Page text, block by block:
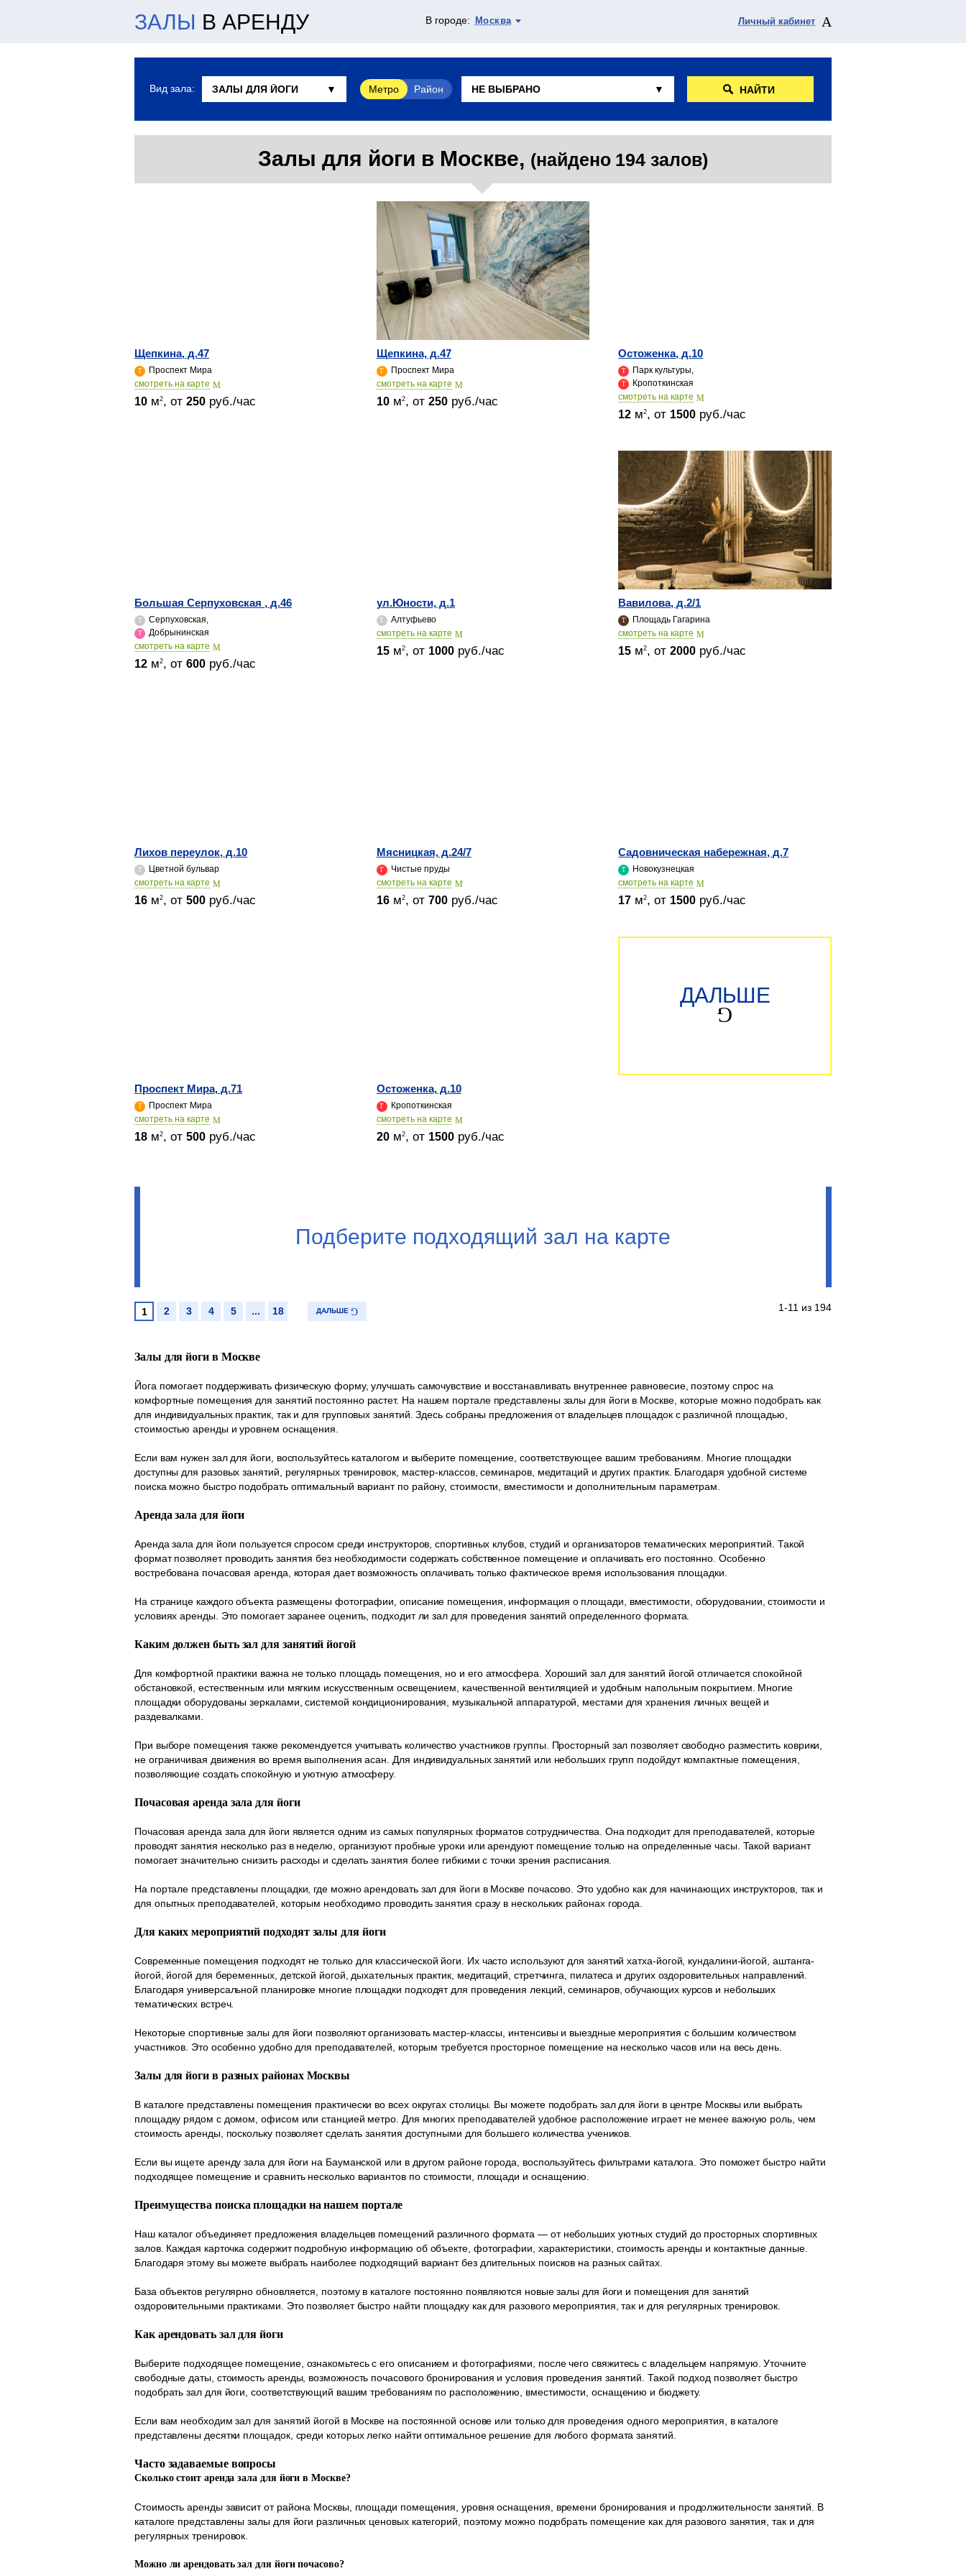
ЗАЛЫ В АРЕНДУ В городе: Москва Личный кабинет
Вид зала: Метро Район НАЙТИ
Залы для йоги в Москве, (найдено 194 залов)
Щепкина, д.47
Проспект Мира
cмотреть на карте
10 м2, от 250 руб./час
Щепкина, д.47
Проспект Мира
cмотреть на карте
10м2, от 250руб./час
Остоженка, д.10
Парк культуры,
Кропоткинская
cмотреть на карте
12 м2, от 1500 руб./час
Большая Серпуховская , д.46
Серпуховская,
Добрынинская
cмотреть на карте
12 м2, от 600 руб./час
ул.Юности, д.1
Алтуфьево
cмотреть на карте
15м2, от 1000руб./час
Вавилова, д.2/1
Площадь Гагарина
cмотреть на карте
15 м2, от2000 руб./час
Лихов переулок, д.10
Цветной бульвар
cмотреть на карте
16 м2, от 500 руб./час
Мясницкая, д.24/7
Чистые пруды
cмотреть на карте
16м2, от 700руб./час
Садовническая набережная, д.7
Новокузнецкая
cмотреть на карте
17 м2, от 1500 руб./час
Проспект Мира, д.71
Проспект Мира
cмотреть на карте
18 м2, от 500 руб./час
Остоженка, д.10
Кропоткинская
cмотреть на карте
20м2, от 1500руб./час
ДАЛЬШЕ
Подберите подходящий зал на карте
1 2 3 4 5 ... 18 ДАЛЬШЕ 1-11 из 194
Залы для йоги в Москве
Йога помогает поддерживать физическую форму, улучшать самочувствие и восстанавливать внутреннее равновесие, поэтому спрос на
комфортные помещения для занятий постоянно растет. На нашем портале представлены залы для йоги в Москве, которые можно подобрать как
для индивидуальных практик, так и для групповых занятий. Здесь собраны предложения от владельцев площадок с различной площадью,
стоимостью аренды и уровнем оснащения.
Если вам нужен зал для йоги, воспользуйтесь каталогом и выберите помещение, соответствующее вашим требованиям. Многие площадки
доступны для разовых занятий, регулярных тренировок, мастер-классов, семинаров, медитаций и других практик. Благодаря удобной системе
поиска можно быстро подобрать оптимальный вариант по району, стоимости, вместимости и дополнительным параметрам.
Аренда зала для йоги
Аренда зала для йоги пользуется спросом среди инструкторов, спортивных клубов, студий и организаторов тематических мероприятий. Такой
формат позволяет проводить занятия без необходимости содержать собственное помещение и оплачивать его постоянно. Особенно
востребована почасовая аренда, которая дает возможность оплачивать только фактическое время использования площадки.
На странице каждого объекта размещены фотографии, описание помещения, информация о площади, вместимости, оборудовании, стоимости и
условиях аренды. Это помогает заранее оценить, подходит ли зал для проведения занятий определенного формата.
Каким должен быть зал для занятий йогой
Для комфортной практики важна не только площадь помещения, но и его атмосфера. Хороший зал для занятий йогой отличается спокойной
обстановкой, естественным или мягким искусственным освещением, качественной вентиляцией и удобным напольным покрытием. Многие
площадки оборудованы зеркалами, системой кондиционирования, музыкальной аппаратурой, местами для хранения личных вещей и
раздевалками.
При выборе помещения также рекомендуется учитывать количество участников группы. Просторный зал позволяет свободно разместить коврики,
не ограничивая движения во время выполнения асан. Для индивидуальных занятий или небольших групп подойдут компактные помещения,
позволяющие создать спокойную и уютную атмосферу.
Почасовая аренда зала для йоги
Почасовая аренда зала для йоги является одним из самых популярных форматов сотрудничества. Она подходит для преподавателей, которые
проводят занятия несколько раз в неделю, организуют пробные уроки или арендуют помещение только на определенные часы. Такой вариант
помогает значительно снизить расходы и сделать занятия более гибкими с точки зрения расписания.
На портале представлены площадки, где можно арендовать зал для йоги в Москве почасово. Это удобно как для начинающих инструкторов, так и
для опытных преподавателей, которым необходимо проводить занятия сразу в нескольких районах города.
Для каких мероприятий подходят залы для йоги
Современные помещения подходят не только для классической йоги. Их часто используют для занятий хатха-йогой, кундалини-йогой, аштанга-
йогой, йогой для беременных, детской йогой, дыхательных практик, медитаций, стретчинга, пилатеса и других оздоровительных направлений.
Благодаря универсальной планировке многие площадки подходят для проведения лекций, семинаров, обучающих курсов и небольших
тематических встреч.
Некоторые спортивные залы для йоги позволяют организовать мастер-классы, интенсивы и выездные мероприятия с большим количеством
участников. Это особенно удобно для преподавателей, которым требуется просторное помещение на несколько часов или на весь день.
Залы для йоги в разных районах Москвы
В каталоге представлены помещения практически во всех округах столицы. Вы можете подобрать зал для йоги в центре Москвы или выбрать
площадку рядом с домом, офисом или станцией метро. Для многих преподавателей удобное расположение играет не менее важную роль, чем
стоимость аренды, поскольку позволяет сделать занятия доступными для большего количества учеников.
Если вы ищете аренду зала для йоги на Бауманской или в другом районе города, воспользуйтесь фильтрами каталога. Это поможет быстро найти
подходящее помещение и сравнить несколько вариантов по стоимости, площади и оснащению.
Преимущества поиска площадки на нашем портале
Наш каталог объединяет предложения владельцев помещений различного формата — от небольших уютных студий до просторных спортивных
залов. Каждая карточка содержит подробную информацию об объекте, фотографии, характеристики, стоимость аренды и контактные данные.
Благодаря этому вы можете выбрать наиболее подходящий вариант без длительных поисков на разных сайтах.
База объектов регулярно обновляется, поэтому в каталоге постоянно появляются новые залы для йоги и помещения для занятий
оздоровительными практиками. Это позволяет быстро найти площадку как для разового мероприятия, так и для регулярных тренировок.
Как арендовать зал для йоги
Выберите подходящее помещение, ознакомьтесь с его описанием и фотографиями, после чего свяжитесь с владельцем напрямую. Уточните
свободные даты, стоимость аренды, возможность почасового бронирования и условия проведения занятий. Такой подход позволяет быстро
подобрать зал для йоги, соответствующий вашим требованиям по расположению, вместимости, оснащению и бюджету.
Если вам необходим зал для занятий йогой в Москве на постоянной основе или только для проведения одного мероприятия, в каталоге
представлены десятки площадок, среди которых легко найти оптимальное решение для любого формата занятий.
Часто задаваемые вопросы
Сколько стоит аренда зала для йоги в Москве?
Стоимость аренды зависит от района Москвы, площади помещения, уровня оснащения, времени бронирования и продолжительности занятий. В
каталоге представлены залы для йоги различных ценовых категорий, поэтому можно подобрать помещение как для разового занятия, так и для
регулярных тренировок.
Можно ли арендовать зал для йоги почасово?